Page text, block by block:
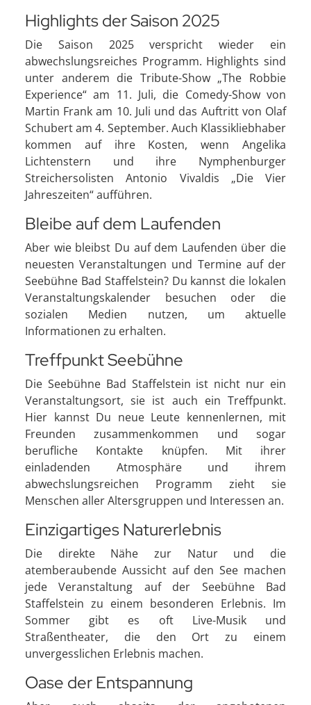
Highlights der Saison 2025
Die Saison 2025 verspricht wieder ein
abwechslungsreiches Programm. Highlights sind
unter anderem die Tribute-Show „The Robbie
Experience“ am 11. Juli, die Comedy-Show von
Martin Frank am 10. Juli und das Auftritt von Olaf
Schubert am 4. September. Auch Klassikliebhaber
kommen auf ihre Kosten, wenn Angelika
Lichtenstern und ihre Nymphenburger
Streichersolisten Antonio Vivaldis „Die Vier
Jahreszeiten“ aufführen.
Bleibe auf dem Laufenden
Aber wie bleibst Du auf dem Laufenden über die
neuesten Veranstaltungen und Termine auf der
Seebühne Bad Staffelstein? Du kannst die lokalen
Veranstaltungskalender besuchen oder die
sozialen Medien nutzen, um aktuelle
Informationen zu erhalten.
Treffpunkt Seebühne
Die Seebühne Bad Staffelstein ist nicht nur ein
Veranstaltungsort, sie ist auch ein Treffpunkt.
Hier kannst Du neue Leute kennenlernen, mit
Freunden zusammenkommen und sogar
berufliche Kontakte knüpfen. Mit ihrer
einladenden Atmosphäre und ihrem
abwechslungsreichen Programm zieht sie
Menschen aller Altersgruppen und Interessen an.
Einzigartiges Naturerlebnis
Die direkte Nähe zur Natur und die
atemberaubende Aussicht auf den See machen
jede Veranstaltung auf der Seebühne Bad
Staffelstein zu einem besonderen Erlebnis. Im
Sommer gibt es oft Live-Musik und
Straßentheater, die den Ort zu einem
unvergesslichen Erlebnis machen.
Oase der Entspannung